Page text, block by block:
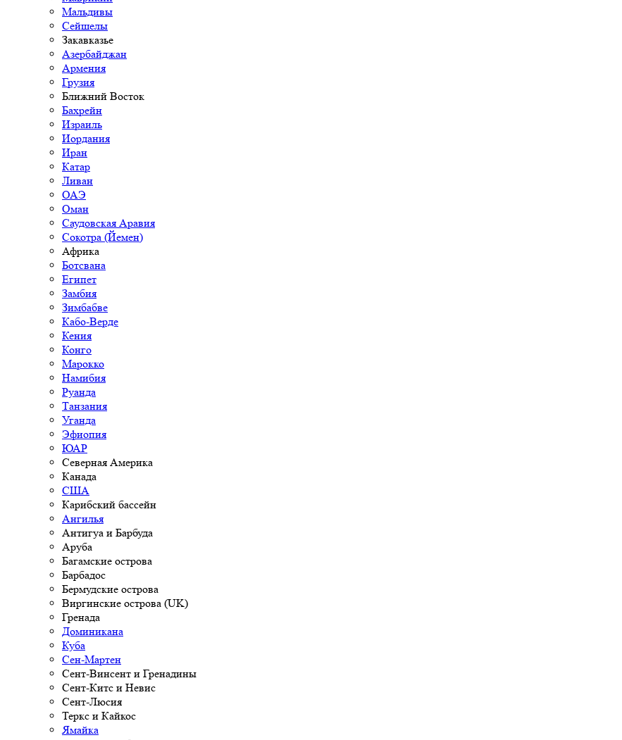
Мальдивы
Сейшелы
Закавказье
Азербайджан
Армения
Грузия
Ближний Восток
Бахрейн
Израиль
Иордания
Иран
Катар
Ливан
ОАЭ
Оман
Саудовская Аравия
Сокотра (Йемен)
Африка
Ботсвана
Египет
Замбия
Зимбабве
Кабо-Верде
Кения
Конго
Марокко
Намибия
Руанда
Танзания
Уганда
Эфиопия
ЮАР
Северная Америка
Канада
США
Карибский бассейн
Ангилья
Антигуа и Барбуда
Аруба
Багамские острова
Барбадос
Бермудские острова
Виргинские острова (UK)
Гренада
Доминикана
Куба
Сен-Мартен
Сент-Винсент и Гренадины
Сент-Китс и Невис
Сент-Люсия
Теркс и Кайкос
Ямайка